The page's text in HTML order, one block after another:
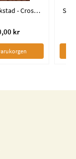
Sonjas verkstad - Crossbanan
kr